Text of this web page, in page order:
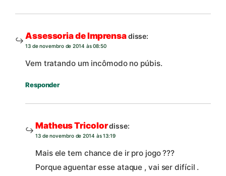
Assessoria de Imprensadisse:
13 de novembro de 2014 às 08:50
Vem tratando um incômodo no púbis.
Responder
Matheus Tricolordisse:
13 de novembro de 2014 às 13:19
Mais ele tem chance de ir pro jogo ???
Porque aguentar esse ataque , vai ser difícil .